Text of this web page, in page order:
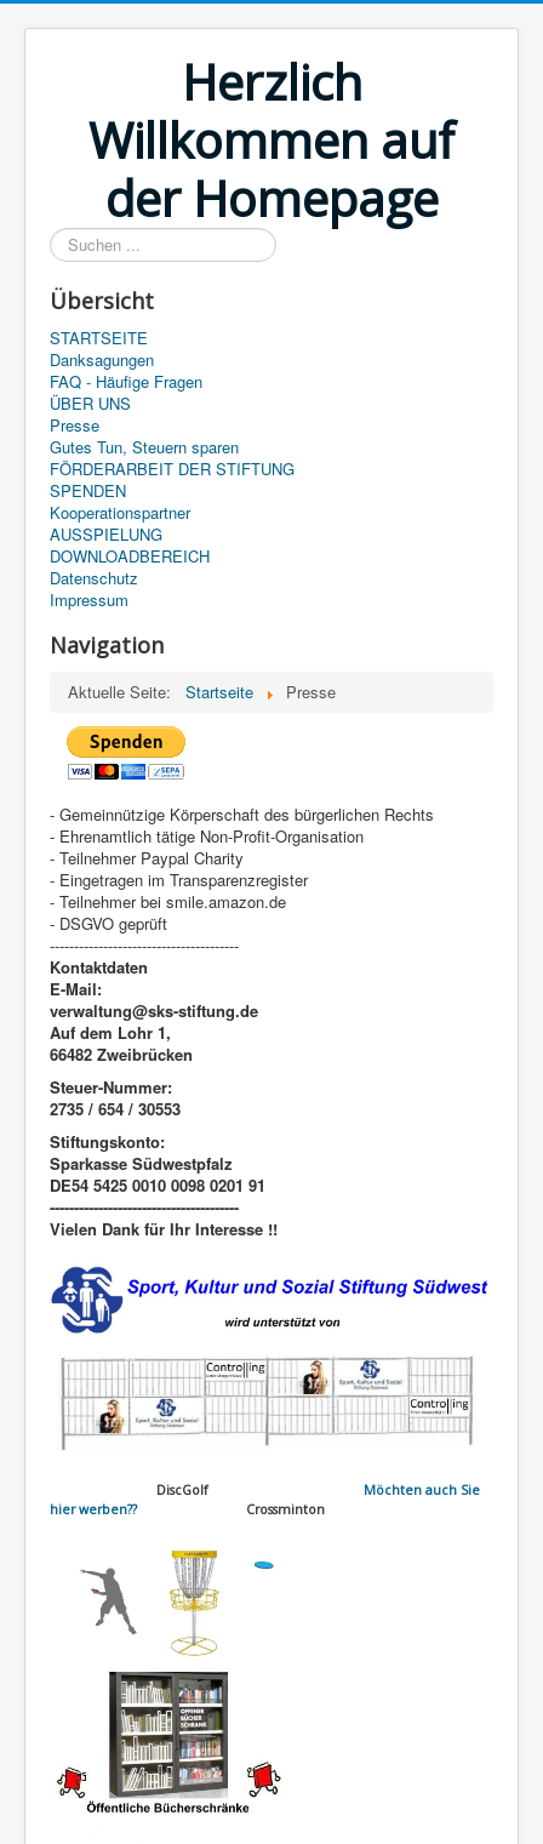
Herzlich
Willkommen auf
der Homepage
Suchen
...
Übersicht
STARTSEITE
Danksagungen
FAQ - Häufige Fragen
ÜBER UNS
Presse
Gutes Tun, Steuern sparen
FÖRDERARBEIT DER STIFTUNG
SPENDEN
Kooperationspartner
AUSSPIELUNG
DOWNLOADBEREICH
Datenschutz
Impressum
Navigation
Aktuelle Seite: Startseite Presse
- Gemeinnützige Körperschaft des bürgerlichen Rechts
- Ehrenamtlich tätige Non-Profit-Organisation
- Teilnehmer Paypal Charity
- Eingetragen im Transparenzregister
- Teilnehmer bei smile.amazon.de
- DSGVO geprüft
---------------------------------------
Kontaktdaten
E-Mail:
verwaltung@sks-stiftung.de
Auf dem Lohr 1,
66482 Zweibrücken
Steuer-Nummer:
2735 / 654 / 30553
Stiftungskonto:
Sparkasse Südwestpfalz
DE54 5425 0010 0098 0201 91
---------------------------------------
Vielen Dank für Ihr Interesse !!
DiscGolf Möchten auch Sie
hier werben??
Crossminton